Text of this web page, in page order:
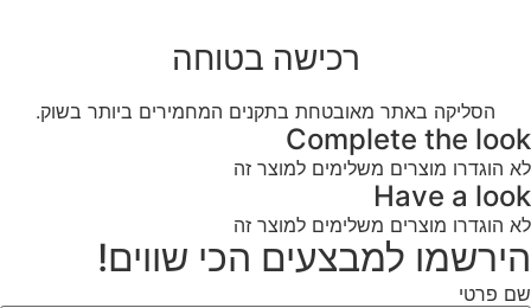
רכישה בטוחה
הסליקה באתר מאובטחת בתקנים המחמירים ביותר בשוק.
Complete the look
לא הוגדרו מוצרים משלימים למוצר זה
Have a look
לא הוגדרו מוצרים משלימים למוצר זה
הירשמו למבצעים הכי שווים!
שם פרטי